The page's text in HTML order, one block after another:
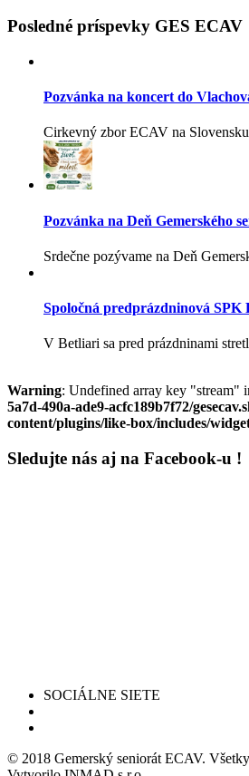
Posledné príspevky GES ECAV
Pozvánka na koncert do
Cirkevný zbor ECAV na
Pozvánka na Deň Gemerského
Srdečne pozývame na Deň
Spoločná predprázdninová SPK
V Betliari sa pred prázdninami
Warning: Undefined array key "stream"
5a7d-490a-ade9-acfc189b7f72/
content/plugins/like-box/includes/
Sledujte nás aj na Facebook-u !
SOCIÁLNE SIETE
© 2018 Gemerský seniorát ECAV.